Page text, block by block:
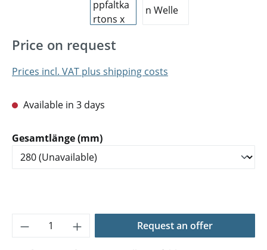
Price on request
Prices incl. VAT plus shipping costs
Available in 3 days
Select
Gesamtlänge (mm)
Product Quantity: Enter the desired
Request an offer